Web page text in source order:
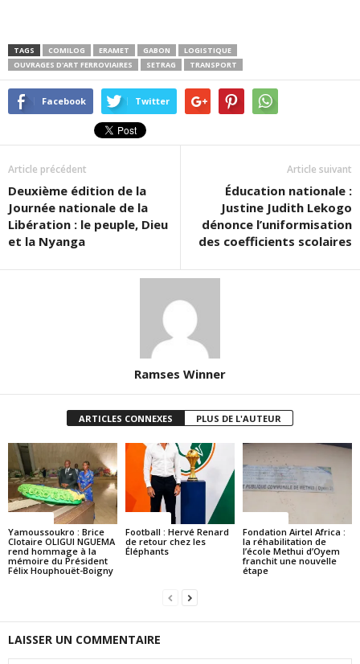
TAGS COMILOG ERAMET GABON
LOGISTIQUE
OUVRAGES D'ART FERROVIAIRES
SETRAG TRANSPORT
Facebook Twitter
Article précédent
Deuxième édition de la
Journée nationale de la
Libération : le peuple, Dieu
et la Nyanga
Article suivant
Éducation nationale :
Justine Judith Lekogo
dénonce l’uniformisation
des coefficients scolaires
Ramses Winner
ARTICLES CONNEXES PLUS DE L'AUTEUR
Yamoussoukro : Brice
Clotaire OLIGUI NGUEMA
rend hommage à la
mémoire du Président
Félix Houphouët-Boigny
Football : Hervé Renard
de retour chez les
Éléphants
Fondation Airtel Africa :
la réhabilitation de
l’école Methui d’Oyem
franchit une nouvelle
étape
LAISSER UN COMMENTAIRE